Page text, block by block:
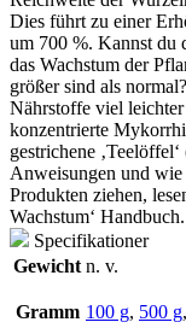
Dies führt zu einer
um 700 %. Kannst du
das Wachstum der
größer sind als normal?
Nährstoffe viel leichter
konzentrierte
gestrichene
Anweisungen und
Produkten ziehen,
Wachstum‘ Handbuch.
Specifikationer
Gewicht n. v.
Gramm 100 g, 500 g,